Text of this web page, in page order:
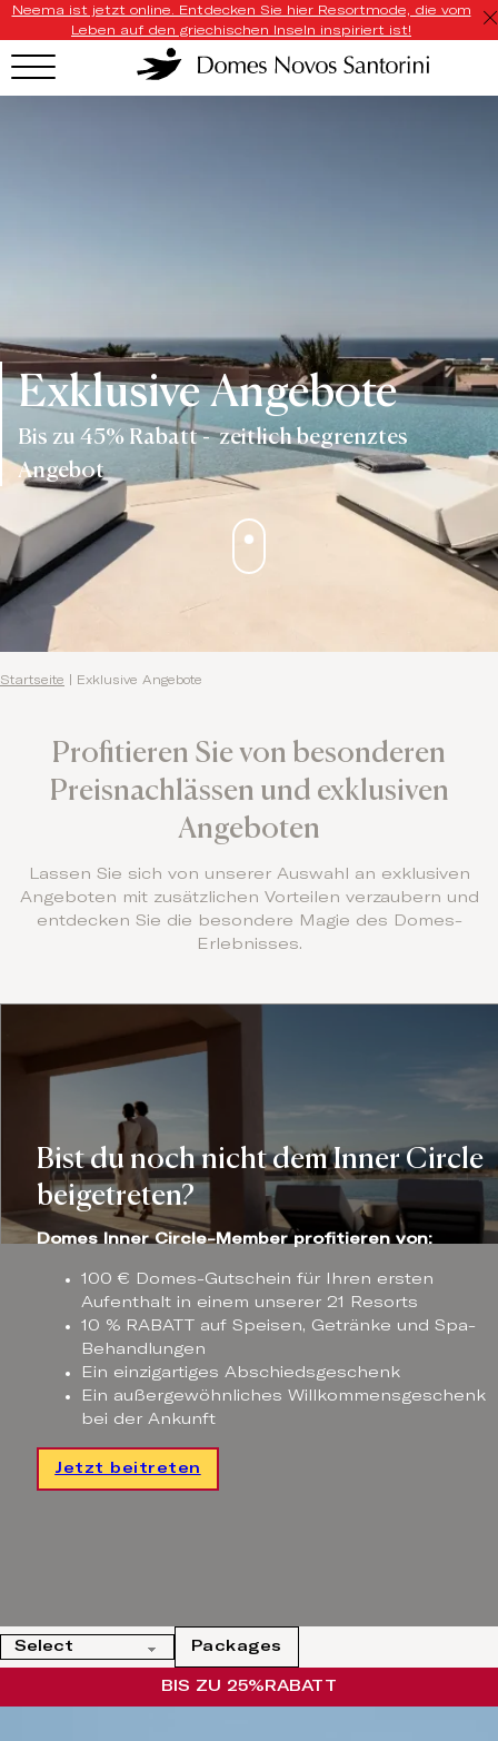
Neema ist jetzt online. Entdecken Sie hier Resortmode, die vom
Leben auf den griechischen Inseln inspiriert ist!
Exklusive Angebote
Bis zu 45% Rabatt - zeitlich begrenztes
Angebot
Startseite Exklusive Angebote
Profitieren Sie von besonderen
Preisnachlässen und exklusiven
Angeboten
Lassen Sie sich von unserer Auswahl an exklusiven
Angeboten mit zusätzlichen Vorteilen verzaubern und
entdecken Sie die besondere Magie des Domes-
Erlebnisses.
Bist du noch nicht dem Inner Circle
beigetreten?
Domes Inner Circle-Member profitieren von:
100 € Domes-Gutschein für Ihren ersten
Aufenthalt in einem unserer 21 Resorts
10 % RABATT auf Speisen, Getränke und Spa-
Behandlungen
Ein einzigartiges Abschiedsgeschenk
Ein außergewöhnliches Willkommensgeschenk
bei der Ankunft
Jetzt beitreten
Packages
BIS ZU 25% RABATT